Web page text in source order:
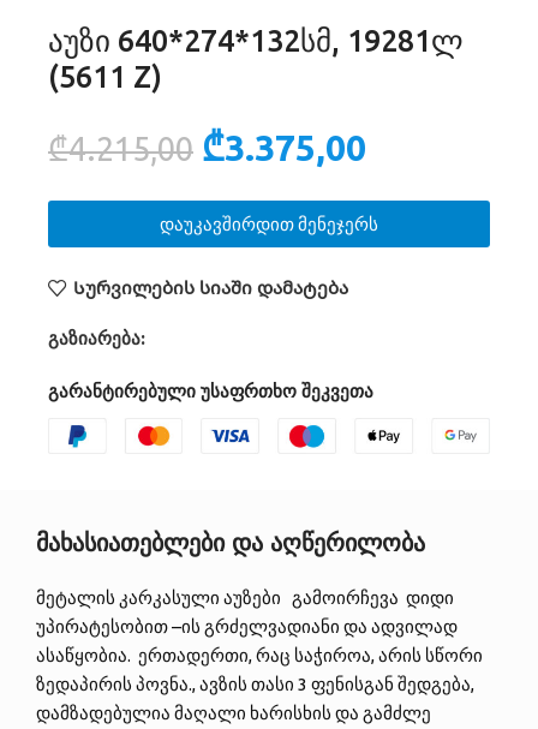
აუზი 640*274*132სმ, 19281ლ
(5611 Z)
₾4.215,00 ₾3.375,00
დაუკავშირდით მენეჯერს
Სურვილების სიაში დამატება
გაზიარება:
გარანტირებული უსაფრთხო შეკვეთა
მახასიათებლები და აღწერილობა
მეტალის კარკასული აუზები გამოირჩევა დიდი
უპირატესობით –ის გრძელვადიანი და ადვილად
ასაწყობია. ერთადერთი, რაც საჭიროა, არის სწორი
ზედაპირის პოვნა., ავზის თასი 3 ფენისგან შედგება,
დამზადებულია მაღალი ხარისხის და გამძლე